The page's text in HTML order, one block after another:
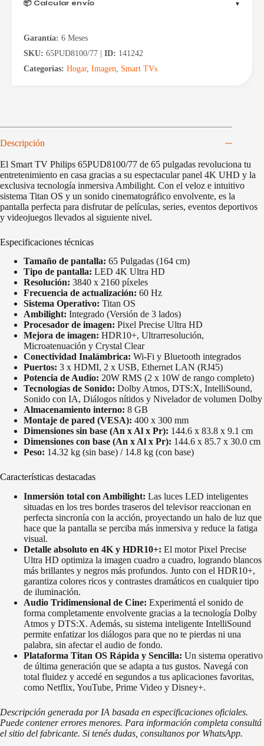
📦 Calcular envío
Garantía: 6 Meses
SKU: 65PUD8100/77 | ID: 141242
Categorías: Hogar, Imagen Smart TVs
Descripción
El Smart TV Philips 65PUD8100/77 de 65 pulgadas revoluciona tu
entretenimiento en casa gracias a su espectacular panel 4K UHD y la
exclusiva tecnología inmersiva Ambilight. Con el veloz e intuitivo
sistema Titan OS y un sonido cinematográfico envolvente, es la
pantalla perfecta para disfrutar de películas, series, eventos deportivos
y videojuegos llevados al siguiente nivel.
Especificaciones técnicas
Tamaño de pantalla: 65 Pulgadas (164 cm)
Tipo de pantalla: LED 4K Ultra HD
Resolución: 3840 x 2160 píxeles
Frecuencia de actualización: 60 Hz
Sistema Operativo: Titan OS
Ambilight: Integrado (Versión de 3 lados)
Procesador de imagen: Pixel Precise Ultra HD
Mejora de imagen: HDR10+, Ultrarresolución,
Microatenuación y Crystal Clear
Conectividad Inalámbrica: Wi-Fi y Bluetooth integrados
Puertos: 3 x HDMI, 2 x USB, Ethernet LAN (RJ45)
Potencia de Audio: 20W RMS (2 x 10W de rango completo)
Tecnologías de Sonido: Dolby Atmos, DTS:X, IntelliSound,
Sonido con IA, Diálogos nítidos y Nivelador de volumen Dolby
Almacenamiento interno: 8 GB
Montaje de pared (VESA): 400 x 300 mm
Dimensiones sin base (An x Al x Pr): 144.6 x 83.8 x 9.1 cm
Dimensiones con base (An x Al x Pr): 144.6 x 85.7 x 30.0 cm
Peso: 14.32 kg (sin base) / 14.8 kg (con base)
Características destacadas
Inmersión total con Ambilight: Las luces LED inteligentes
situadas en los tres bordes traseros del televisor reaccionan en
perfecta sincronía con la acción, proyectando un halo de luz que
hace que la pantalla se perciba más inmersiva y reduce la fatiga
visual.
Detalle absoluto en 4K y HDR10+: El motor Pixel Precise
Ultra HD optimiza la imagen cuadro a cuadro, logrando blancos
más brillantes y negros más profundos. Junto con el HDR10+,
garantiza colores ricos y contrastes dramáticos en cualquier tipo
de iluminación.
Audio Tridimensional de Cine: Experimentá el sonido de
forma completamente envolvente gracias a la tecnología Dolby
Atmos y DTS:X. Además, su sistema inteligente IntelliSound
permite enfatizar los diálogos para que no te pierdas ni una
palabra, sin afectar el audio de fondo.
Plataforma Titan OS Rápida y Sencilla: Un sistema operativo
de última generación que se adapta a tus gustos. Navegá con
total fluidez y accedé en segundos a tus aplicaciones favoritas,
como Netflix, YouTube, Prime Video y Disney+.
Descripción generada por IA basada en especificaciones oficiales.
Puede contener errores menores. Para información completa consultá
el sitio del fabricante. Si tenés dudas, consultanos por WhatsApp.